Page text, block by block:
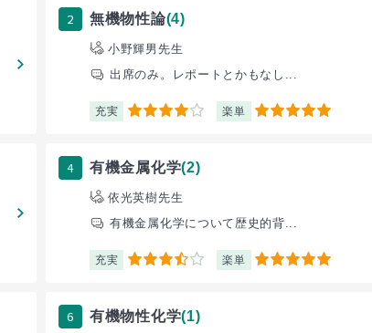
2 無機物性論(4)
小野輝男先生
出席のみ。レポートとかもなし...
充実 4 楽単 5
4 有機金属化学(2)
依光英樹先生
有機金属化学について歴史的背...
充実 3.5 楽単 5
6 有機物性化学(1)